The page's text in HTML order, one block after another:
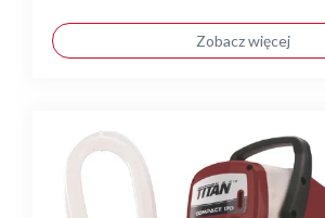
Zobacz więcej